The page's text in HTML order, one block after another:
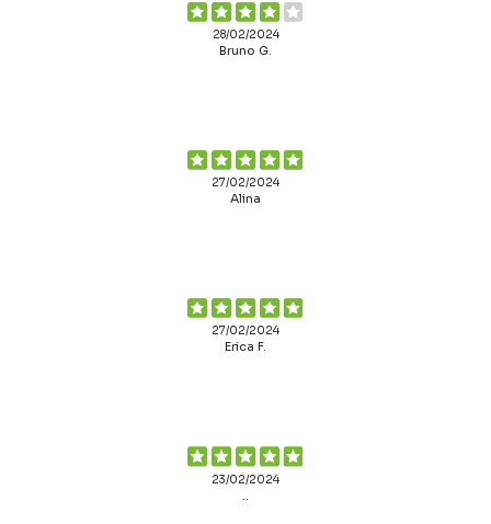
28/02/2024
Bruno G.
27/02/2024
Alina
27/02/2024
Erica F.
23/02/2024